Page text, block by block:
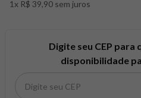
1x R$ 39,90 sem juros
Digite seu CEP para
disponibilidade
8º snack proteico mundo verde